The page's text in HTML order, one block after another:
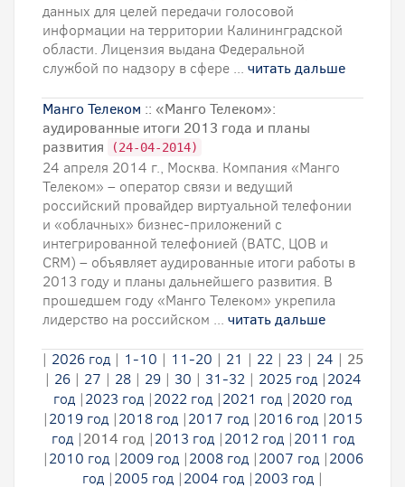
данных для целей передачи голосовой
информации на территории Калининградской
области. Лицензия выдана Федеральной
службой по надзору в сфере ... читать дальше
Манго Телеком :: «Манго Телеком»:
аудированные итоги 2013 года и планы
развития
(24-04-2014)
24 апреля 2014 г., Москва. Компания «Манго
Телеком» – оператор связи и ведущий
российский провайдер виртуальной телефонии
и «облачных» бизнес-приложений с
интегрированной телефонией (ВАТС, ЦОВ и
CRM) – объявляет аудированные итоги работы в
2013 году и планы дальнейшего развития. В
прошедшем году «Манго Телеком» укрепила
лидерство на российском ... читать дальше
| 2026 год | 1-10 | 11-20 | 21 | 22 | 23 | 24 | 25
| 26| 27 | 28| 29| 30 | 31-32| 2025 год|2024
год |2023 год |2022 год |2021 год |2020 год
|2019 год |2018 год |2017 год |2016 год |2015
год|2014 год|2013 год|2012 год|2011 год
|2010 год|2009 год|2008 год|2007 год|2006
год|2005 год|2004 год|2003 год|